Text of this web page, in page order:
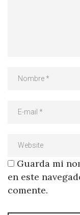
Guarda mi
en este
comente.